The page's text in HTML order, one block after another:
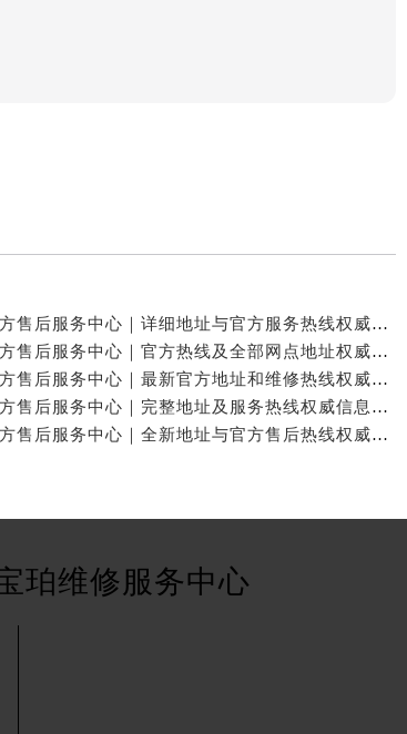
成都宝珀官方售后服务中心｜详细地址与官方服务热线权威信息公示（2026年7月最新）
成都宝珀官方售后服务中心｜官方热线及全部网点地址权威信息公示（2026年7月最新）
成都宝珀官方售后服务中心｜最新官方地址和维修热线权威信息公示（2026年7月最新）
成都宝珀官方售后服务中心｜完整地址及服务热线权威信息公示（2026年7月最新）
成都宝珀官方售后服务中心｜全新地址与官方售后热线权威信息公示（2026年7月最新）
珀维修服务中心